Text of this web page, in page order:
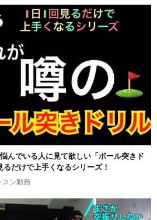
んでいる人に見て欲しい「ボール突きド
だけで上手くなるシリーズ！
スン動画